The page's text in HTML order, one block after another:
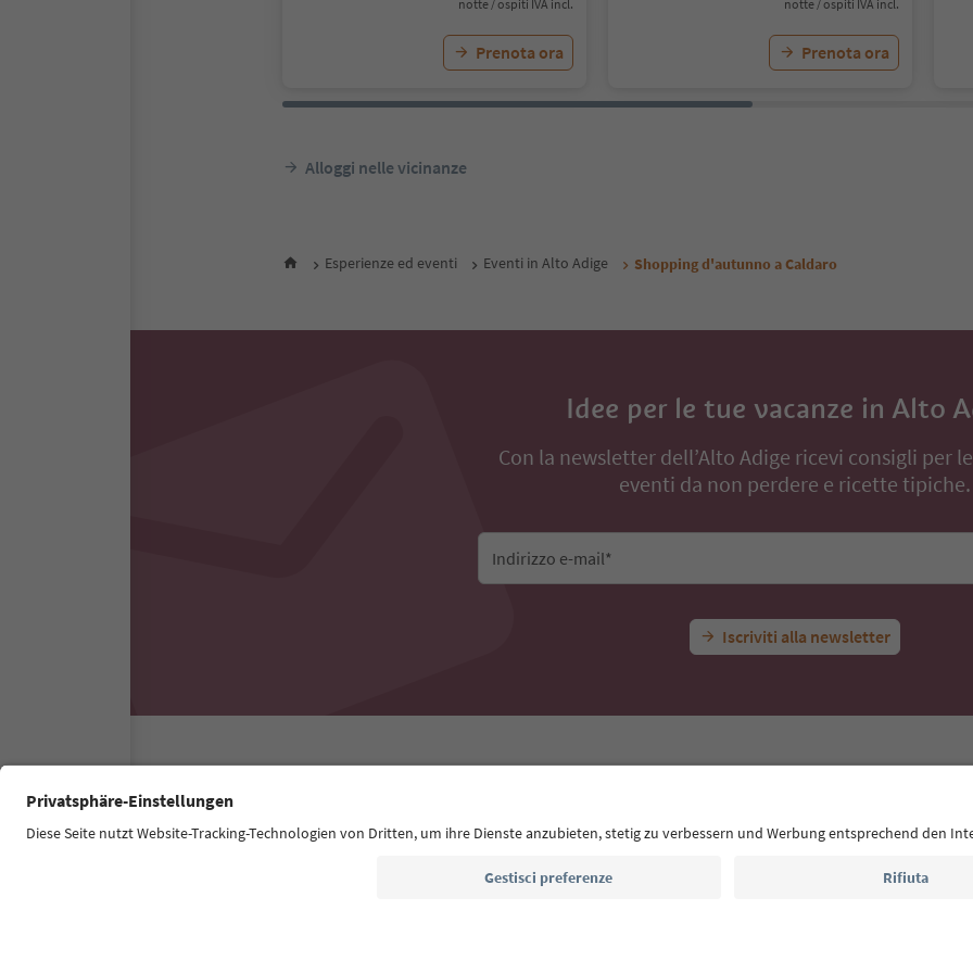
notte / ospiti IVA incl.
Prenota ora
notte / ospiti IVA incl.
Prenota ora
Alloggi nelle vicinanze
Esperienze ed eventi Eventi in Alto Adige Shopping d'autunno a Caldaro
Idee per le tue vacanze in Alto
Con la newsletter dell’Alto Adige ricevi consigli per
eventi da non perdere e ricette tipiche.
Indirizzo e-mail*
Iscriviti alla newsletter